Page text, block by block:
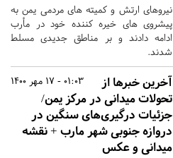
نیروهای ارتش و کمیته های مردمی یمن به
پیشروی های خیره کننده خود در مأرب
ادامه دادند و بر مناطق جدیدی مسلط
شدند.
01:03 - 17 مهر 1400
آخرین خبرها از
تحولات میدانی در مرکز یمن/
جزئیات درگیری‌های سنگین در
دروازه جنوبی شهر مارب + نقشه
میدانی و عکس